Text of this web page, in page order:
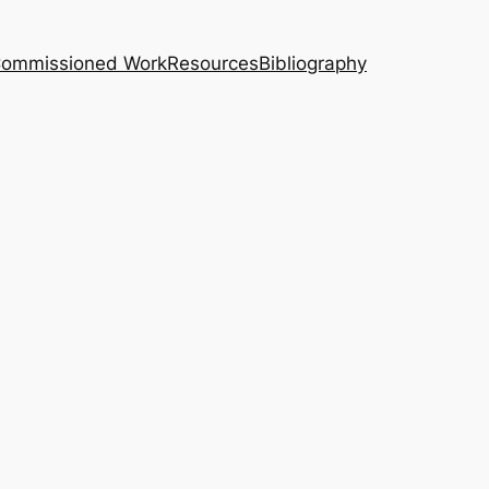
WorkResourcesBibliography